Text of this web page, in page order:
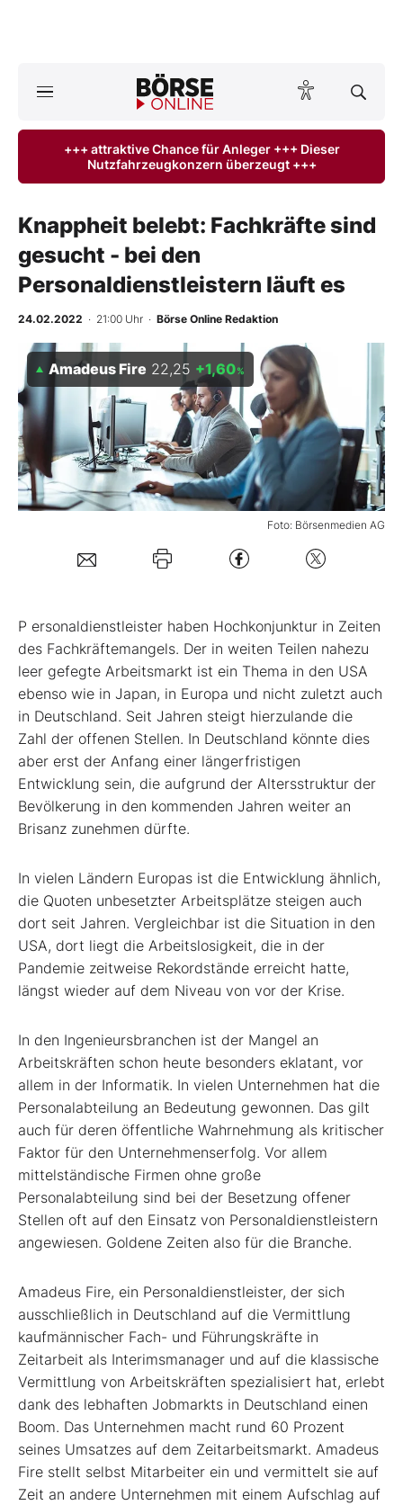
ktuelle Ausgabe BÖRSE ONLINE lesen
Anlageprodukte
Finanz-Check
BO-Musterdepots
Experten
Mein B:O
Mein Konto
Folgen Sie uns
Kontakt
+++ attraktive Chance für Anleger +++ Dieser
Nutzfahrzeugkonzern überzeugt +++
Knappheit belebt: Fachkräfte sind
gesucht - bei den
Personaldienstleistern läuft es
24.02.2022 · 21:00 Uhr · Börse Online Redaktion
Foto: Börsenmedien AG
Amadeus Fire 22,25 +1,60%
P ersonaldienstleister haben Hochkonjunktur in Zeiten
des Fachkräftemangels. Der in weiten Teilen nahezu
leer gefegte Arbeitsmarkt ist ein Thema in den USA
ebenso wie in Japan, in Europa und nicht zuletzt auch
in Deutschland. Seit Jahren steigt hierzulande die
Zahl der offenen Stellen. In Deutschland könnte dies
aber erst der Anfang einer längerfristigen
Entwicklung sein, die aufgrund der Altersstruktur der
Bevölkerung in den kommenden Jahren weiter an
Brisanz zunehmen dürfte.
In vielen Ländern Europas ist die Entwicklung ähnlich,
die Quoten unbesetzter Arbeitsplätze steigen auch
dort seit Jahren. Vergleichbar ist die Situation in den
USA, dort liegt die Arbeitslosigkeit, die in der
Pandemie zeitweise Rekordstände erreicht hatte,
längst wieder auf dem Niveau von vor der Krise.
In den Ingenieursbranchen ist der Mangel an
Arbeitskräften schon heute besonders eklatant, vor
allem in der Informatik. In vielen Unternehmen hat die
Personalabteilung an Bedeutung gewonnen. Das gilt
auch für deren öffentliche Wahrnehmung als kritischer
Faktor für den Unternehmenserfolg. Vor allem
mittelständische Firmen ohne große
Personalabteilung sind bei der Besetzung offener
Stellen oft auf den Einsatz von Personaldienstleistern
angewiesen. Goldene Zeiten also für die Branche.
Amadeus Fire, ein Personaldienstleister, der sich
ausschließlich in Deutschland auf die Vermittlung
kaufmännischer Fach- und Führungskräfte in
Zeitarbeit als Interimsmanager und auf die klassische
Vermittlung von Arbeitskräften spezialisiert hat, erlebt
dank des lebhaften Jobmarkts in Deutschland einen
Boom. Das Unternehmen macht rund 60 Prozent
seines Umsatzes auf dem Zeitarbeitsmarkt. Amadeus
Fire stellt selbst Mitarbeiter ein und vermittelt sie auf
Zeit an andere Unternehmen mit einem Aufschlag auf